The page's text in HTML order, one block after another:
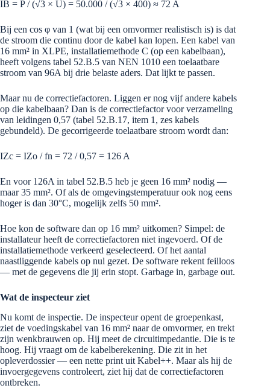
IB = P / (√3 × U) = 50.000 / (√3 × 400) ≈ 72 A
Bij een cos φ van 1 (wat bij een omvormer realistisch is) is dat
de stroom die continu door de kabel kan lopen. Een kabel van
16 mm² in XLPE, installatiemethode C (op een kabelbaan),
heeft volgens tabel 52.B.5 van NEN 1010 een toelaatbare
stroom van 96A bij drie belaste aders. Dat lijkt te passen.
Maar nu de correctiefactoren. Liggen er nog vijf andere kabels
op die kabelbaan? Dan is de correctiefactor voor verzameling
van leidingen 0,57 (tabel 52.B.17, item 1, zes kabels
gebundeld). De gecorrigeerde toelaatbare stroom wordt dan:
IZc = IZo / fn = 72 / 0,57 = 126 A
En voor 126A in tabel 52.B.5 heb je geen 16 mm² nodig —
maar 35 mm². Of als de omgevingstemperatuur ook nog eens
hoger is dan 30°C, mogelijk zelfs 50 mm².
Hoe kon de software dan op 16 mm² uitkomen? Simpel: de
installateur heeft de correctiefactoren niet ingevoerd. Of de
installatiemethode verkeerd geselecteerd. Of het aantal
naastliggende kabels op nul gezet. De software rekent feilloos
— met de gegevens die jij erin stopt. Garbage in, garbage out.
Wat de inspecteur ziet
Nu komt de inspectie. De inspecteur opent de groepenkast,
ziet de voedingskabel van 16 mm² naar de omvormer, en trekt
zijn wenkbrauwen op. Hij meet de circuitimpedantie. Die is te
hoog. Hij vraagt om de kabelberekening. Die zit in het
opleverdossier — een nette print uit Kabel++. Maar als hij de
invoergegevens controleert, ziet hij dat de correctiefactoren
ontbreken.